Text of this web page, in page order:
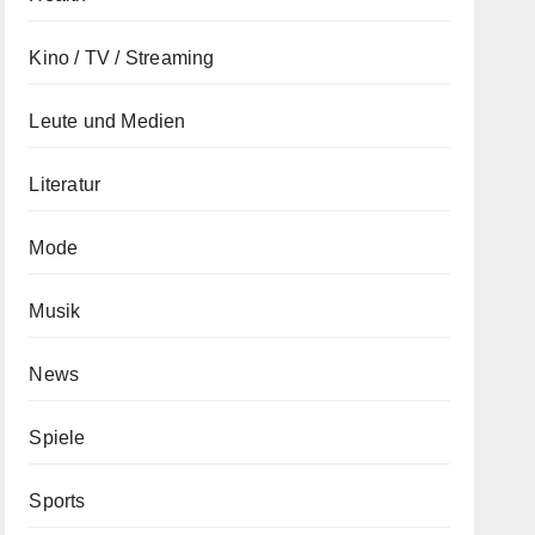
Kino / TV / Streaming
Leute und Medien
Literatur
Mode
Musik
News
Spiele
Sports